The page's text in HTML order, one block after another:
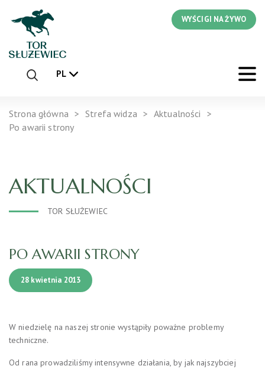
WYŚCIGI NA ŻYWO
PL
Strona główna Strefa widza
Aktualności
Po awarii strony
AKTUALNOŚCI
TOR SŁUŻEWIEC
PO AWARII STRONY
28 kwietnia 2013
W niedzielę na naszej stronie wystąpiły poważne problemy
techniczne.
Od rana prowadziliśmy intensywne działania, by jak najszybciej